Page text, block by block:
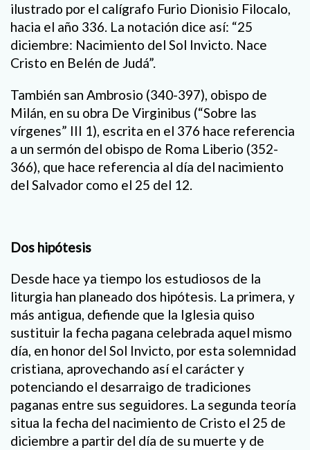
ilustrado por el calígrafo Furio Dionisio Filocalo,
hacia el año 336. La notación dice así: “25
diciembre: Nacimiento del Sol Invicto. Nace
Cristo en Belén de Judá”.
También san Ambrosio (340-397), obispo de
Milán, en su obra De Virginibus (“Sobre las
vírgenes” III 1), escrita en el 376 hace referencia
a un sermón del obispo de Roma Liberio (352-
366), que hace referencia al día del nacimiento
del Salvador como el 25 del 12.
Dos hipótesis
Desde hace ya tiempo los estudiosos de la
liturgia han planeado dos hipótesis. La primera, y
más antigua, defiende que la Iglesia quiso
sustituir la fecha pagana celebrada aquel mismo
día, en honor del Sol Invicto, por esta solemnidad
cristiana, aprovechando así el carácter y
potenciando el desarraigo de tradiciones
paganas entre sus seguidores. La segunda teoría
situa la fecha del nacimiento de Cristo el 25 de
diciembre a partir del día de su muerte y de